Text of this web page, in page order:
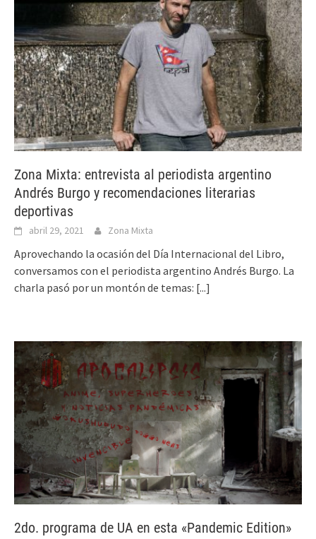
Zona Mixta: entrevista al periodista argentino
Andrés Burgo y recomendaciones literarias
deportivas
abril 29, 2021 Zona Mixta
Aprovechando la ocasión del Día Internacional del Libro,
conversamos con el periodista argentino Andrés Burgo. La
charla pasó por un montón de temas: [...]
2do. programa de UA en esta «Pandemic Edition»